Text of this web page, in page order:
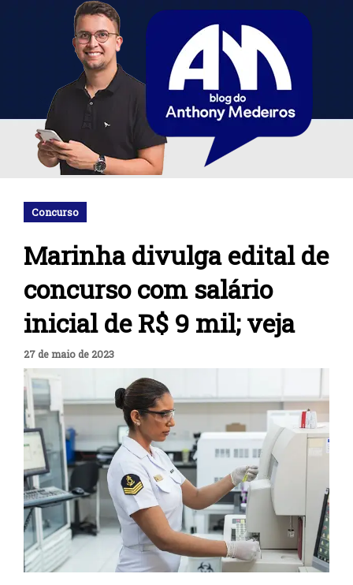
Concurso
Marinha divulga edital de
concurso com salário
inicial de R$ 9 mil; veja
27 de maio de 2023